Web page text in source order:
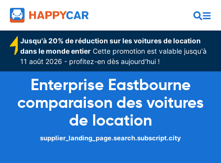
Jusqu'à 20% de réduction sur les voitures de location
dans le monde entier Cette promotion est valable jusqu'à
11 août 2026 - profitez-en dès aujourd'hui !
Enterprise Eastbourne
comparaison des voitures
de location
supplier_landing_page.search.subscript.city